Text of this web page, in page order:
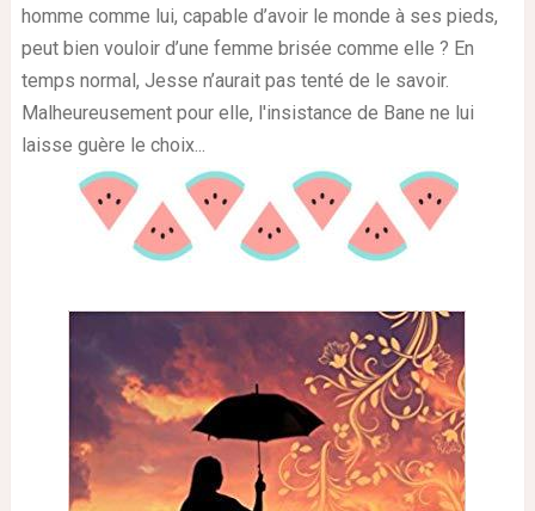
homme comme lui, capable d’avoir le monde à ses pieds,
peut bien vouloir d’une femme brisée comme elle ? En
temps normal, Jesse n’aurait pas tenté de le savoir.
Malheureusement pour elle, l'insistance de Bane ne lui
laisse guère le choix...